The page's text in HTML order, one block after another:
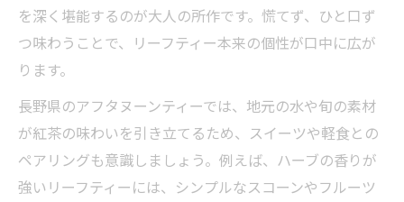
を深く堪能するのが大人の所作です。慌てず、ひと口ず
つ味わうことで、リーフティー本来の個性が口中に広が
ります。
長野県のアフタヌーンティーでは、地元の水や旬の素材
が紅茶の味わいを引き立てるため、スイーツや軽食との
ペアリングも意識しましょう。例えば、ハーブの香りが
強いリーフティーには、シンプルなスコーンやフルーツ